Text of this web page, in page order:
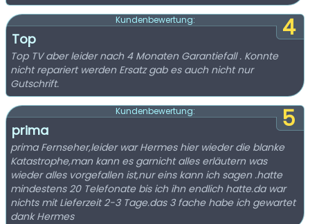
4
Kundenbewertung:
Top
Top TV aber leider nach 4 Monaten Garantiefall . Konnte
nicht repariert werden Ersatz gab es auch nicht nur
Gutschrift.
5
Kundenbewertung:
prima
prima Fernseher,leider war Hermes hier wieder die blanke
Katastrophe,man kann es garnicht alles erläutern was
wieder alles vorgefallen ist,nur eins kann ich sagen .hatte
mindestens 20 Telefonate bis ich ihn endlich hatte.da war
nichts mit Lieferzeit 2-3 Tage.das 3 fache habe ich gewartet
dank Hermes